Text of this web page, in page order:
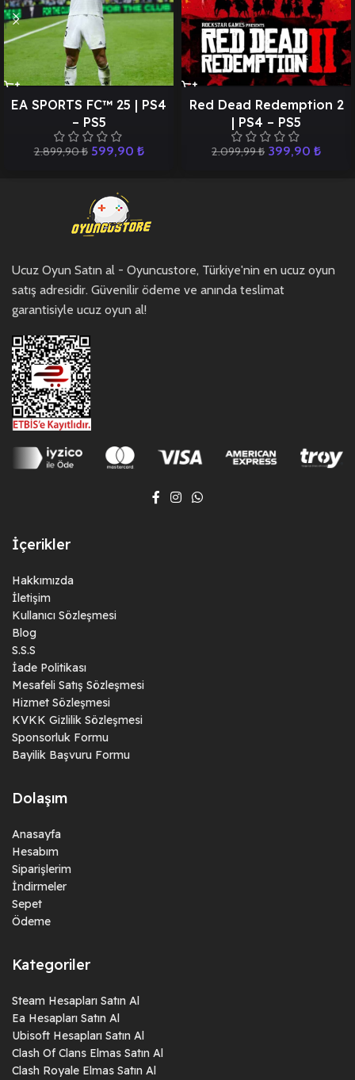
EA SPORTS FC™ 25 | PS4
– PS5
2.899,90₺ 599,90 ₺
Red Dead Redemption 2
| PS4 – PS5
2.099,99₺ 399,90 ₺
Ucuz Oyun Satın al - Oyuncustore, Türkiye'nin en ucuz oyun
satış adresidir. Güvenilir ödeme ve anında teslimat
garantisiyle ucuz oyun al!
İçerikler
Hakkımızda
İletişim
Kullanıcı Sözleşmesi
Blog
S.S.S
İade Politikası
Mesafeli Satış Sözleşmesi
Hizmet Sözleşmesi
KVKK Gizlilik Sözleşmesi
Sponsorluk Formu
Bayilik Başvuru Formu
Dolaşım
Anasayfa
Hesabım
Siparişlerim
İndirmeler
Sepet
Ödeme
Kategoriler
Steam Hesapları Satın Al
Ea Hesapları Satın Al
Ubisoft Hesapları Satın Al
Clash Of Clans Elmas Satın Al
Clash Royale Elmas Satın Al